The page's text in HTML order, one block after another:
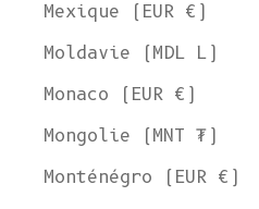
Mexique (EUR €)
Moldavie (MDL L)
Monaco (EUR €)
Mongolie (MNT ₮)
Monténégro (EUR €)